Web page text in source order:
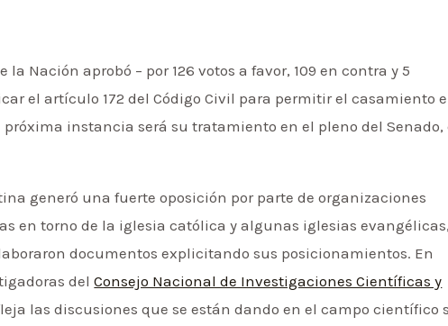
Nación aprobó – por 126 votos a favor, 109 en contra y 5
el artículo 172 del Código Civil para permitir el casamiento
instancia será su tratamiento en el pleno del Senado,
generó una fuerte oposición por parte de organizaciones
en torno de la iglesia católica y algunas iglesias
documentos explicitando sus posicionamientos. En
delConsejo Nacional de Investigaciones Científicas y
las discusiones que se están dando en el campo científico